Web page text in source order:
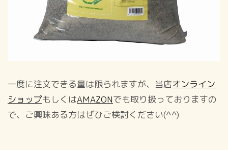
一度に注文できる量は限られますが、当店オンライン
ショップもしくはAMAZONでも取り扱っておりますの
で、ご興味ある方はぜひご検討ください(^^)